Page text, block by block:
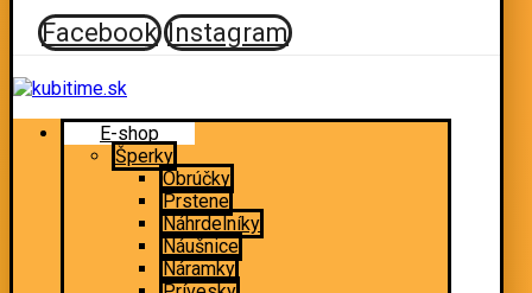
Facebook Instagram
E-shop
Šperky
Obrúčky
Prstene
Náhrdelníky
Náušnice
Náramky